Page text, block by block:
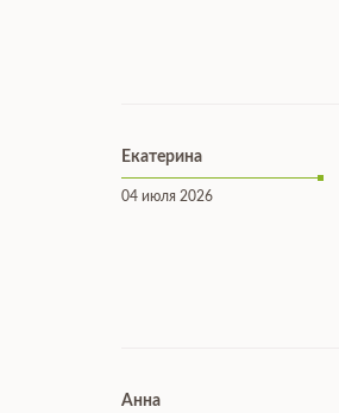
Екатерина
04 июля 2026
Анна